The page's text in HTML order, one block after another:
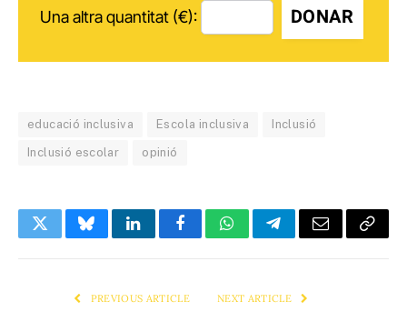
Una altra quantitat (€): DONAR
educació inclusiva Escola inclusiva Inclusió
Inclusió escolar opinió
TwitterBlueskyLinkedInFacebookWhatsAppTelegramEmail Copy
PREVIOUS ARTICLE NEXT ARTICLE